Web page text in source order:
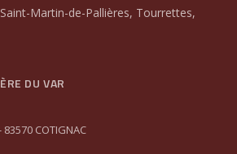
Martin-de-Pallières, Tourrettes,
DU VAR
COTIGNAC